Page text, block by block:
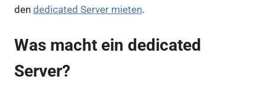
den dedicated Server mieten.
Was macht ein dedicated
Server?